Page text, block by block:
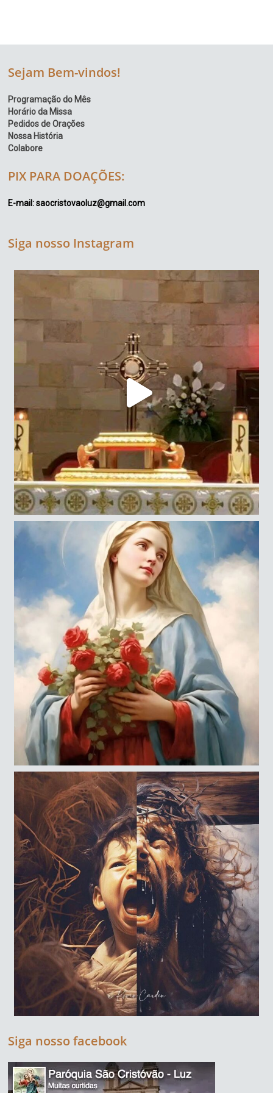
Sejam Bem-vindos!
Programação do Mês
Horário da Missa
Pedidos de Orações
Nossa História
Colabore
PIX PARA DOAÇÕES:
E-mail: saocristovaoluz@gmail.com
Siga nosso Instagram
Siga nosso facebook